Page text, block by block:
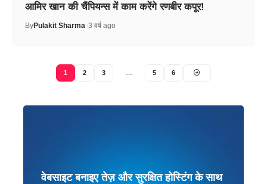
आमिर खान की चैंपियन्स में काम करेंगे रणबीर कपूर!
ByPulakit Sharma 3 वर्ष ago
1 2 3 … 5 6
वेबसाइट बनाइए तेज़ और सुरक्षित होस्टिंग के साथ